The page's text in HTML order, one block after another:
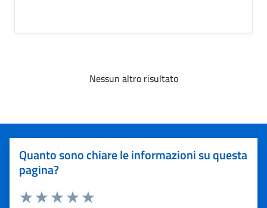
Nessun altro risultato
Quanto sono chiare le informazioni su questa
pagina?